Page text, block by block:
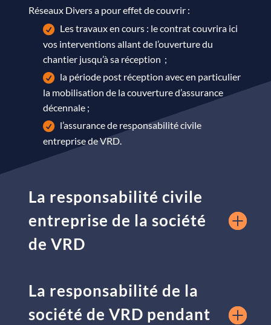
Réseaux Divers a pour effet de couvrir :
Les travaux en cours : le contrat couvrira ici
vos interventions allant de l’ouverture du
chantier jusqu’à sa réception ;
la période post réception avec en particulier
la mobilisation de la couverture d’assurance
décennale ;
l’assurance de responsabilité civile
entreprise de VRD.
La responsabilité civile
entreprise de la société
de VRD
La responsabilité de la
société de VRD pendant